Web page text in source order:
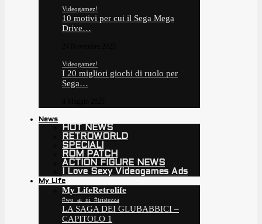
Videogamez!
10 motivi per cui il Sega Mega
Drive…
Videogamez!
I 20 migliori giochi di ruolo per
Sega…
News
HOT NEWS
RETROWORLD
SPECIALI
ROM PATCH
ACTION FIGURE NEWS
I Love Sexy Videogames Ads
My Life
My LifeRetrolife
#wo_ai_ni_#tristezza
LA SAGA DEI GLUBABBICI –
CAPITOLO 1